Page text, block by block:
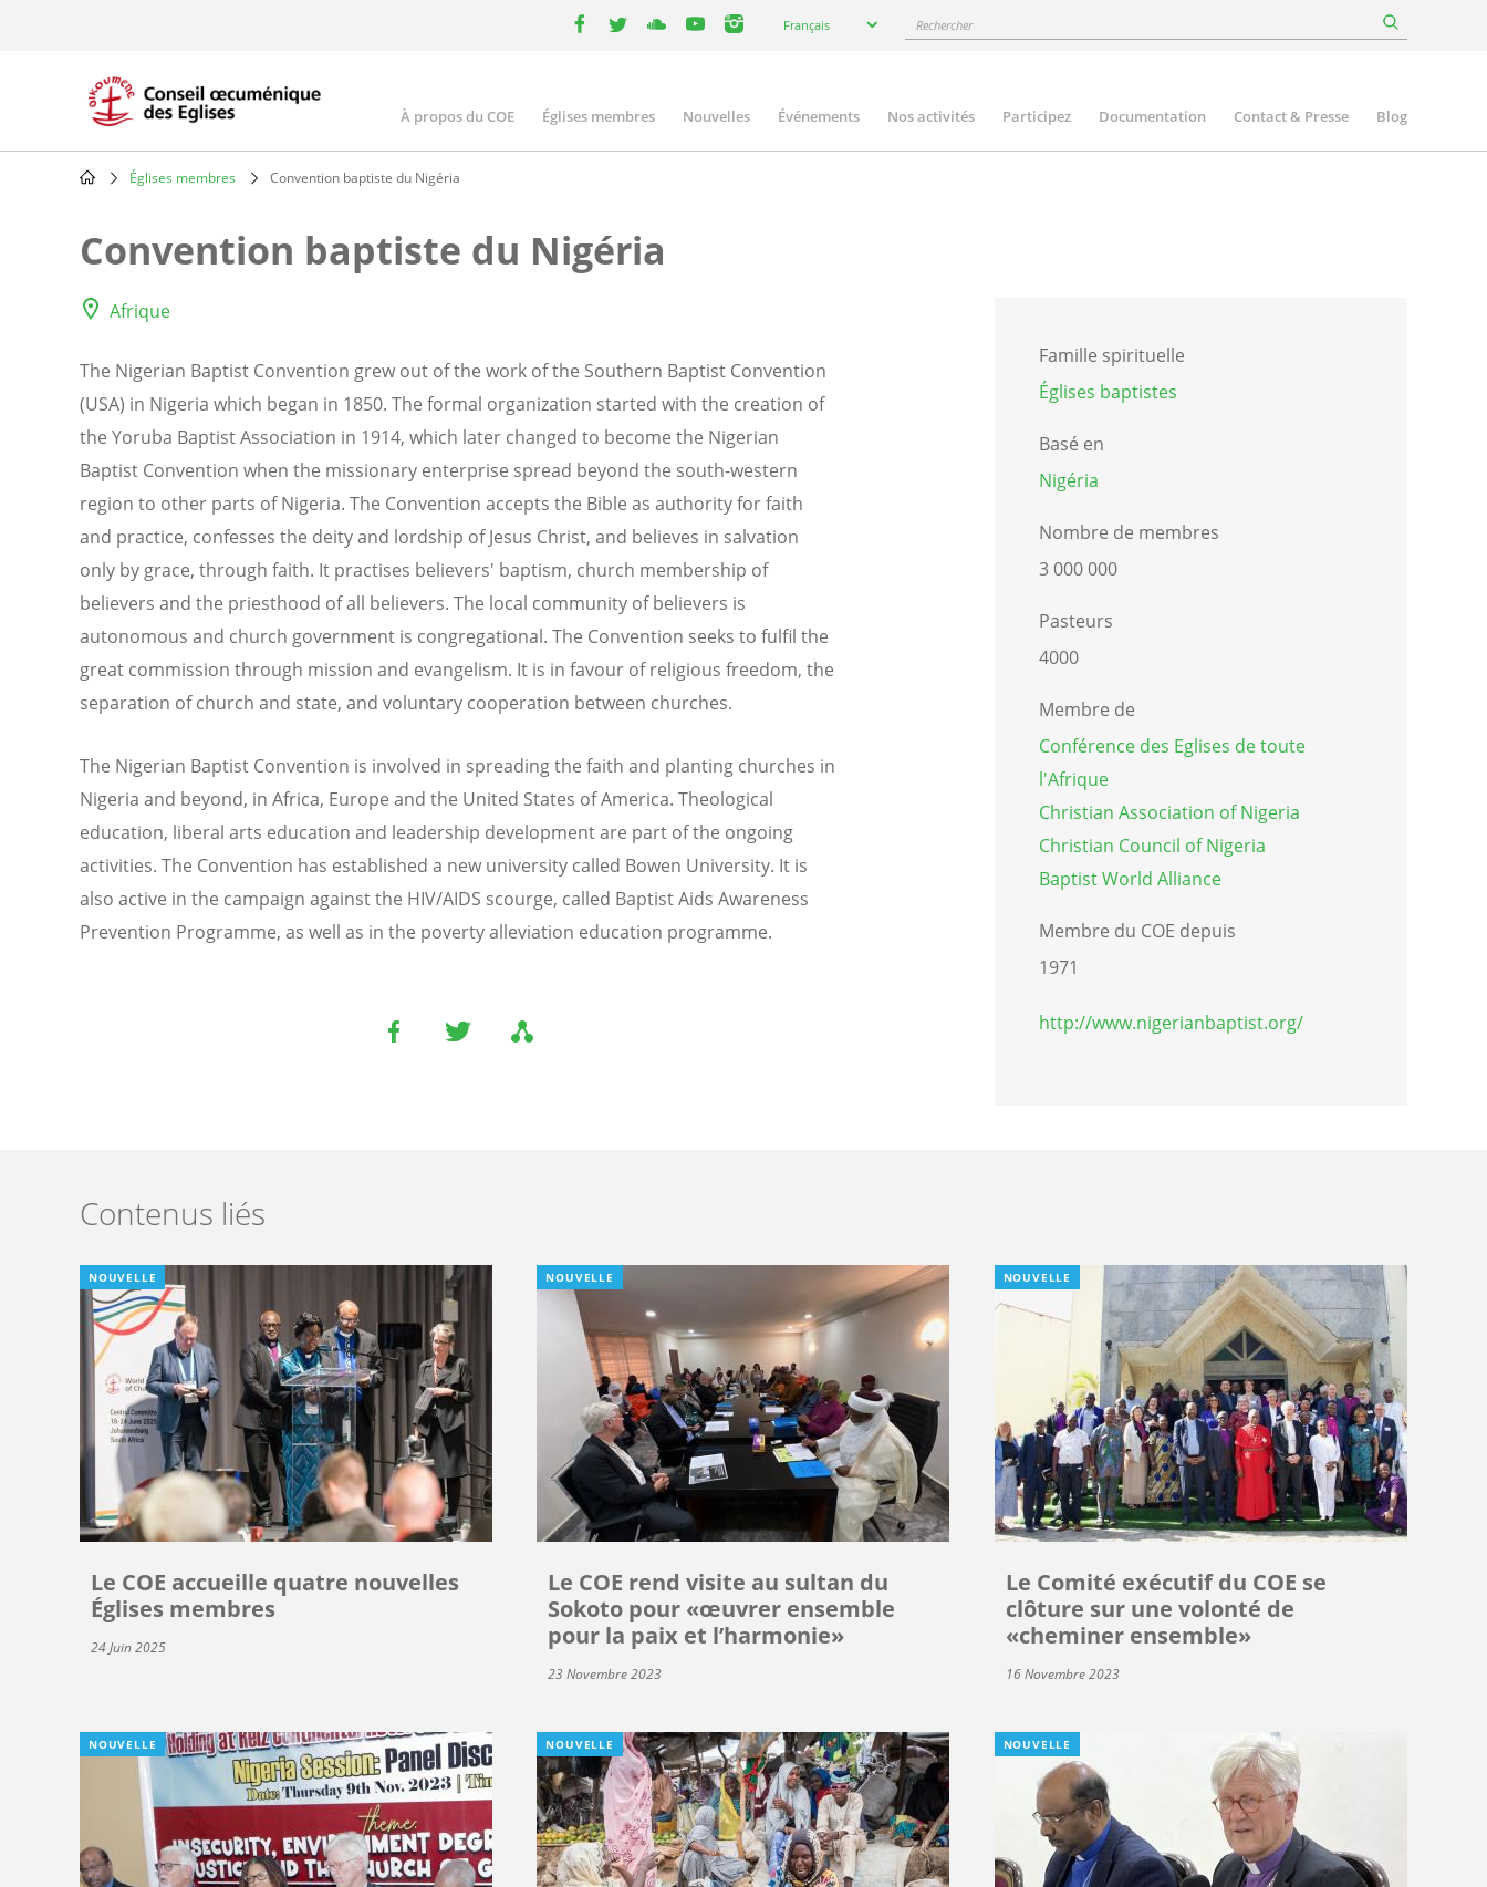
your
Français Rechercher
Main
navigation
À propos du COE Églises membres Nouvelles Événements Nos activités Participez Documentation Contact & Presse Blog
Églises membres Convention baptiste du Nigéria
Convention baptiste du Nigéria
Afrique
The Nigerian Baptist Convention grew out of the work of the Southern Baptist Convention
(USA) in Nigeria which began in 1850. The formal organization started with the creation of
the Yoruba Baptist Association in 1914, which later changed to become the Nigerian
Baptist Convention when the missionary enterprise spread beyond the south-western
region to other parts of Nigeria. The Convention accepts the Bible as authority for faith
and practice, confesses the deity and lordship of Jesus Christ, and believes in salvation
only by grace, through faith. It practises believers' baptism, church membership of
believers and the priesthood of all believers. The local community of believers is
autonomous and church government is congregational. The Convention seeks to fulfil the
great commission through mission and evangelism. It is in favour of religious freedom, the
separation of church and state, and voluntary cooperation between churches.
The Nigerian Baptist Convention is involved in spreading the faith and planting churches in
Nigeria and beyond, in Africa, Europe and the United States of America. Theological
education, liberal arts education and leadership development are part of the ongoing
activities. The Convention has established a new university called Bowen University. It is
also active in the campaign against the HIV/AIDS scourge, called Baptist Aids Awareness
Prevention Programme, as well as in the poverty alleviation education programme.
Famille spirituelle
Églises baptistes
Basé en
Nigéria
Nombre de membres
3 000 000
Pasteurs
4000
Membre de
Conférence des Eglises de toute
l'Afrique
Christian Association of Nigeria
Christian Council of Nigeria
Baptist World Alliance
Membre du COE depuis
1971
http://www.nigerianbaptist.org/
Contenus liés
NOUVELLE
Le COE accueille quatre nouvelles
Églises membres
24 Juin 2025
NOUVELLE
Le COE rend visite au sultan du
Sokoto pour «œuvrer ensemble
pour la paix et l’harmonie»
23 Novembre 2023
NOUVELLE
Le Comité exécutif du COE se
clôture sur une volonté de
«cheminer ensemble»
16 Novembre 2023
NOUVELLE NOUVELLE NOUVELLE